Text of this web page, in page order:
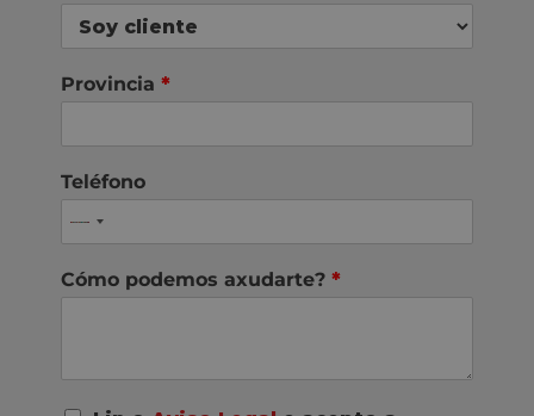
Provincia *
Teléfono
Cómo podemos axudarte? *